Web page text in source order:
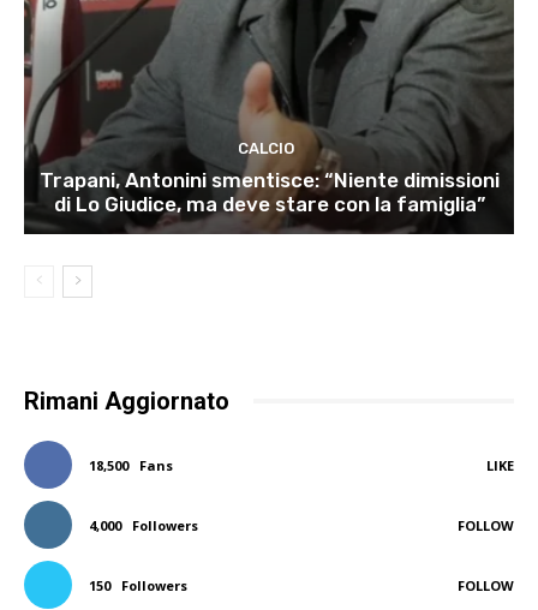
CALCIO
Trapani, Antonini smentisce: “Niente dimissioni
di Lo Giudice, ma deve stare con la famiglia”
Rimani Aggiornato
18,500 Fans LIKE
4,000 Followers FOLLOW
150 Followers FOLLOW